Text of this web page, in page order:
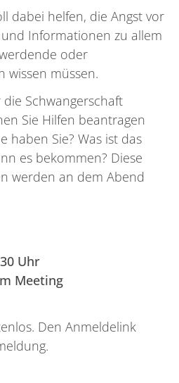
dabei helfen, die Angst vor
Informationen zu allem
oder
wissen müssen.
Schwangerschaft
Sie Hilfen beantragen
haben Sie? Was ist das
es bekommen? Diese
werden an dem Abend
Uhr
Meeting
Den Anmeldelink